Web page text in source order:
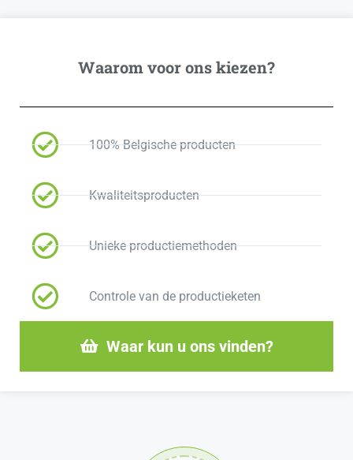
Waarom voor ons kiezen?
100% Belgische producten
Kwaliteitsproducten
Unieke productiemethoden
Controle van de productieketen
Waar kun u ons vinden?